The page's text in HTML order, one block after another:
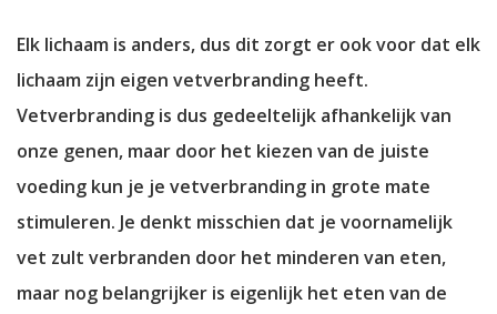
Elk lichaam is anders, dus dit zorgt er ook voor dat elk
lichaam zijn eigen vetverbranding heeft.
Vetverbranding is dus gedeeltelijk afhankelijk van
onze genen, maar door het kiezen van de juiste
voeding kun je je vetverbranding in grote mate
stimuleren. Je denkt misschien dat je voornamelijk
vet zult verbranden door het minderen van eten,
maar nog belangrijker is eigenlijk het eten van de